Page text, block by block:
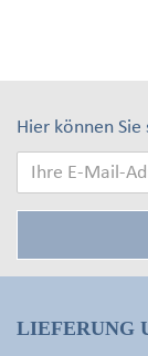
Hier können
LIEFERUNG